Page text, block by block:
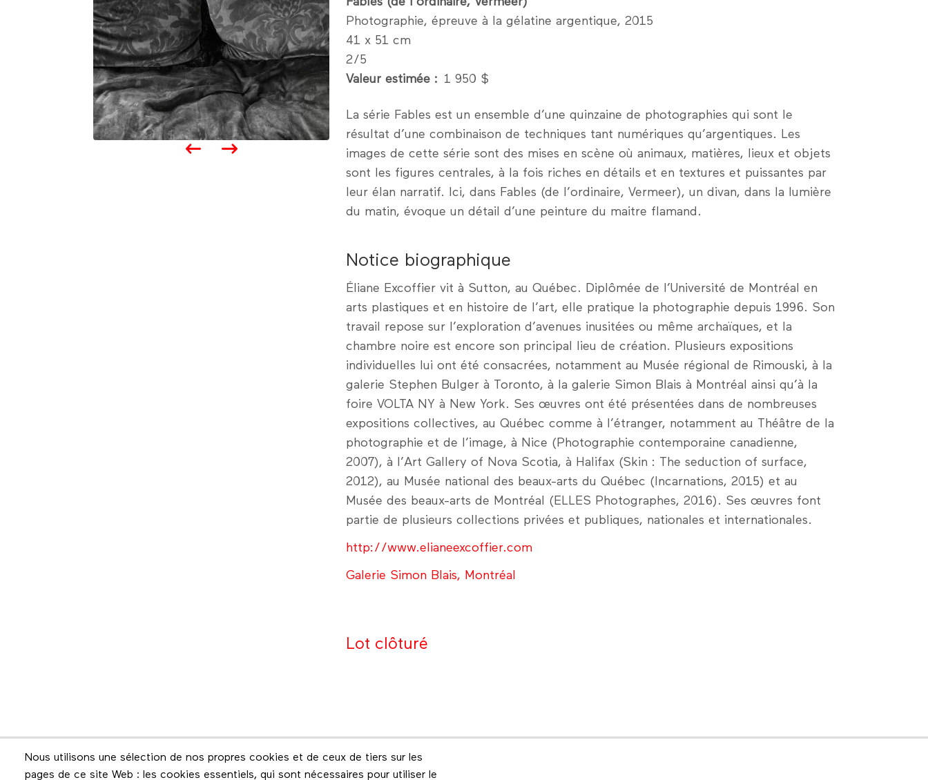
Photographie, épreuve à la gélatine argentique, 2015
41 x 51 cm
2/5
Valeur estimée
1 950 $
La série Fables est un ensemble d’une quinzaine de photographies qui sont le
résultat d’une combinaison de techniques tant numériques qu’argentiques. Les
images de cette série sont des mises en scène où animaux, matières, lieux et objets
sont les figures centrales, à la fois riches en détails et en textures et puissantes par
leur élan narratif. Ici, dans Fables (de l’ordinaire, Vermeer), un divan, dans la lumière
du matin, évoque un détail d’une peinture du maitre flamand.
Notice biographique
Éliane Excoffier vit à Sutton, au Québec. Diplômée de l’Université de Montréal en
arts plastiques et en histoire de l’art, elle pratique la photographie depuis 1996. Son
travail repose sur l’exploration d’avenues inusitées ou même archaïques, et la
chambre noire est encore son principal lieu de création. Plusieurs expositions
individuelles lui ont été consacrées, notamment au Musée régional de Rimouski, à la
galerie Stephen Bulger à Toronto, à la galerie Simon Blais à Montréal ainsi qu’à la
foire VOLTA NY à New York. Ses œuvres ont été présentées dans de nombreuses
expositions collectives, au Québec comme à l’étranger, notamment au Théâtre de la
photographie et de l’image, à Nice (Photographie contemporaine canadienne,
2007), à l’Art Gallery of Nova Scotia, à Halifax (Skin : The seduction of surface,
2012), au Musée national des beaux-arts du Québec (Incarnations, 2015) et au
Musée des beaux-arts de Montréal (ELLES Photographes, 2016). Ses œuvres font
partie de plusieurs collections privées et publiques, nationales et internationales.
http://www.elianeexcoffier.com
Galerie Simon Blais, Montréal
Lot clôturé
Nous utilisons une sélection de nos propres cookies et de ceux de tiers sur les
pages de ce site Web : les cookies essentiels, qui sont nécessaires pour utiliser le
Infolettre